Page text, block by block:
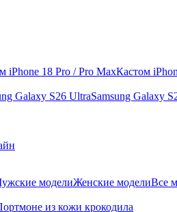
iPhone 18 Pro / Pro MaxКастом
Galaxy S26 UltraSamsung Galaxy
моделиЖенские моделиВсе
из кожи крокодила